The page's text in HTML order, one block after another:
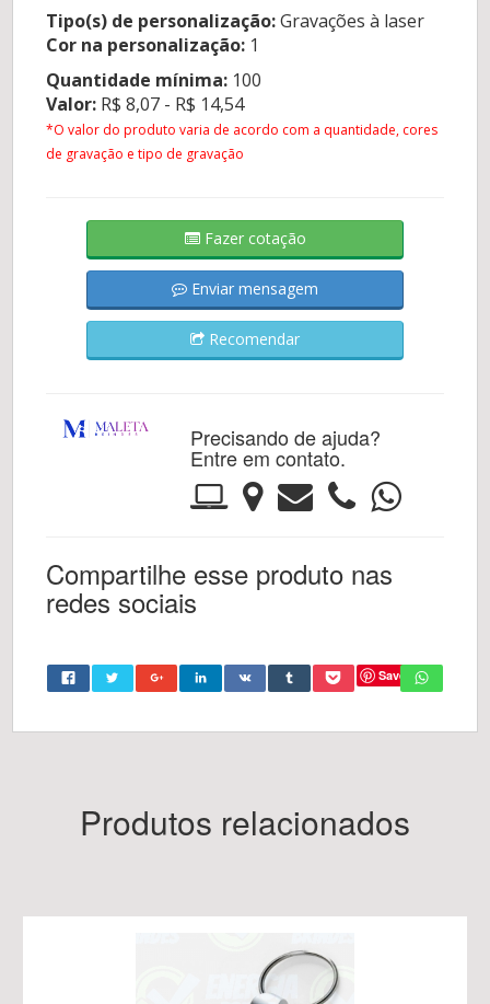
Tipo(s) de personalização:Gravações à laser
Cor na personalização: 1
Quantidade mínima: 100
Valor: R$ 8,07 - R$ 14,54
*O valor do produto varia de acordo com a quantidade, cores
de gravação e tipo de gravação
Fazer cotação
Enviar mensagem
Recomendar
Precisando de ajuda?
Entre em contato.
Compartilhe esse produto nas
redes sociais
Save
Produtos relacionados